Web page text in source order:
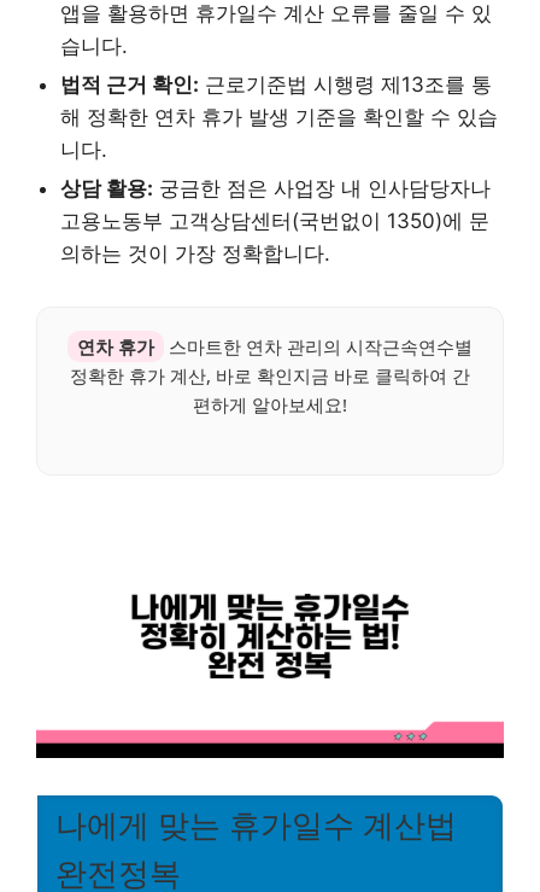
앱을 활용하면 휴가일수 계산 오류를 줄일 수 있
습니다.
법적 근거 확인: 근로기준법 시행령 제13조를 통
해 정확한 연차 휴가 발생 기준을 확인할 수 있습
니다.
상담 활용: 궁금한 점은 사업장 내 인사담당자나
고용노동부 고객상담센터(국번없이 1350)에 문
의하는 것이 가장 정확합니다.
연차 휴가
스마트한 연차 관리의 시작근속연수별
정확한 휴가 계산, 바로 확인지금 바로 클릭하여 간
편하게 알아보세요!
나에게 맞는 휴가일수 계산법
완전정복